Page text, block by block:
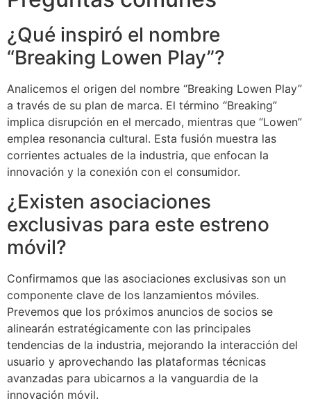
¿Qué inspiró el nombre
“Breaking Lowen Play”?
Analicemos el origen del nombre “Breaking Lowen Play”
a través de su plan de marca. El término “Breaking”
implica disrupción en el mercado, mientras que “Lowen”
emplea resonancia cultural. Esta fusión muestra las
corrientes actuales de la industria, que enfocan la
innovación y la conexión con el consumidor.
¿Existen asociaciones
exclusivas para este estreno
móvil?
Confirmamos que las asociaciones exclusivas son un
componente clave de los lanzamientos móviles.
Prevemos que los próximos anuncios de socios se
alinearán estratégicamente con las principales
tendencias de la industria, mejorando la interacción del
usuario y aprovechando las plataformas técnicas
avanzadas para ubicarnos a la vanguardia de la
innovación móvil.